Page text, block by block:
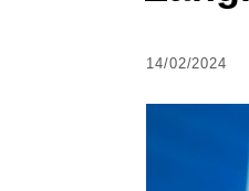
14/02/2024